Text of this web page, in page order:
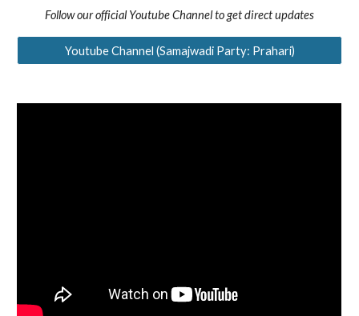
Follow our official Youtube Channel to get direct updates
Youtube Channel (Samajwadi Party: Prahari)